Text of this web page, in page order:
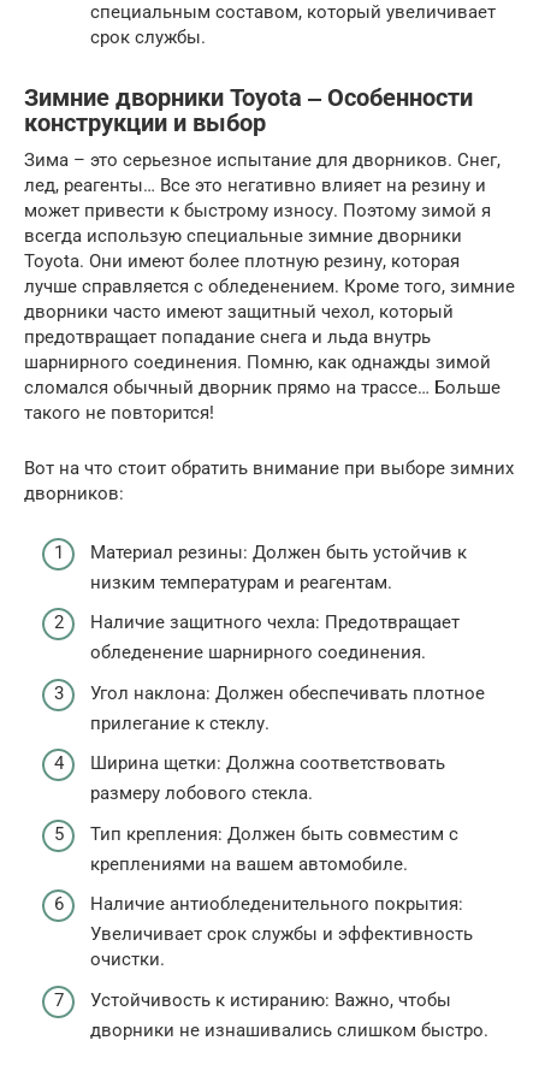
специальным составом, который увеличивает
срок службы.
Зимние дворники Toyota ‒ Особенности
конструкции и выбор
Зима – это серьезное испытание для дворников. Снег,
лед, реагенты… Все это негативно влияет на резину и
может привести к быстрому износу. Поэтому зимой я
всегда использую специальные зимние дворники
Toyota. Они имеют более плотную резину, которая
лучше справляется с обледенением. Кроме того, зимние
дворники часто имеют защитный чехол, который
предотвращает попадание снега и льда внутрь
шарнирного соединения. Помню, как однажды зимой
сломался обычный дворник прямо на трассе… Больше
такого не повторится!
Вот на что стоит обратить внимание при выборе зимних
дворников:
Материал резины: Должен быть устойчив к
низким температурам и реагентам.
Наличие защитного чехла: Предотвращает
обледенение шарнирного соединения.
Угол наклона: Должен обеспечивать плотное
прилегание к стеклу.
Ширина щетки: Должна соответствовать
размеру лобового стекла.
Тип крепления: Должен быть совместим с
креплениями на вашем автомобиле.
Наличие антиобледенительного покрытия:
Увеличивает срок службы и эффективность
очистки.
Устойчивость к истиранию: Важно, чтобы
дворники не изнашивались слишком быстро.